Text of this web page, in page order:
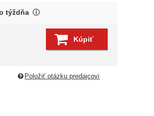
týždňa
Kúpiť
Položiť otázku predajcovi